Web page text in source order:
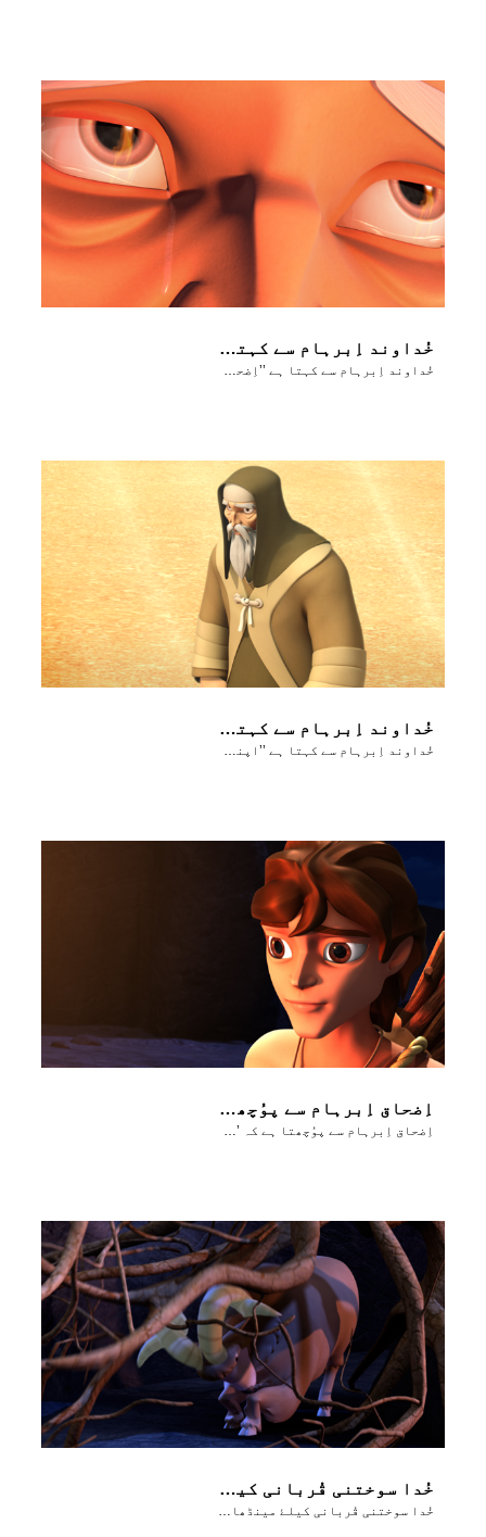
خُداوند اِبرہام سے کہتا ہے ’’اِضحاق کو ہاتھ نہ لگانا‘‘
خُداوند اِبرہام سے کہتا ہے ’’اِضحاق کو ہاتھ نہ لگانا‘‘
خُداوند اِبرہام سے کہتا ہے ’’اپنے بیٹے کو موریاہ لے جا‘‘۔
خُداوند اِبرہام سے کہتا ہے ’’اپنے بیٹے کو موریاہ لے جا‘‘۔
اِضحاق اِبرہام سے پوُچھتا ہے کہ ’سوختنی قُربانی کیلٸے بھَیڑ کہاں ہے؟‘
اِضحاق اِبرہام سے پوُچھتا ہے کہ ’سوختنی قُربانی کیلٸے بھَیڑ کہاں ہے؟‘
خُدا سوختنی قُربانی کیلۓ مینڈھا مُہیا کرتا ہے